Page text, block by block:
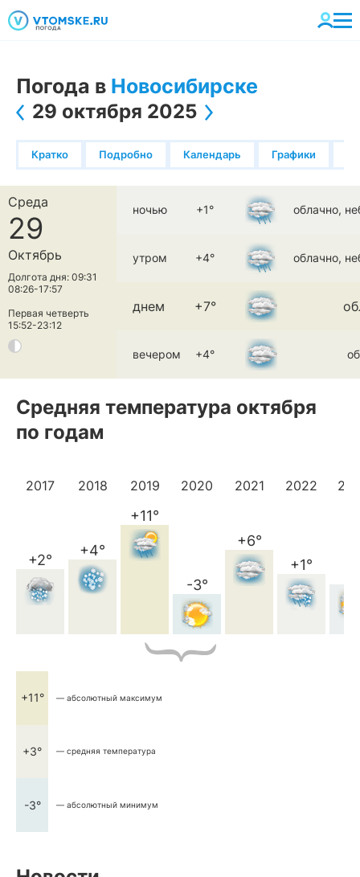
Погода в Новосибирске
29 октября 2025
Кратко Подробно Календарь Графики
Среда
29
Октябрь
Долгота дня: 09:31
08:26-17:57
Первая четверть
15:52-23:12
ночью +1° облачно,
утром +4° облачно,
днем +7°
вечером +4°
Средняя температура октября
по годам
2017
+2°
2018
+4°
2019
+11°
2020
-3°
2021
+6°
2022
+1°
+11° — абсолютный максимум
+3° — средняя температура
-3° — абсолютный минимум